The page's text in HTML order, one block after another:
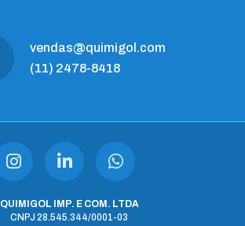
vendas@quimigol.com
(11) 2478-8418
QUIMIGOL IMP. E COM. LTDA
CNPJ 28.545.344/0001-03